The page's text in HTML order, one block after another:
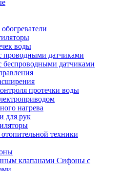
воды
проводными датчиками
беспроводными датчиками
протечки воды
нагрева
для рук
техники
Сифоны с